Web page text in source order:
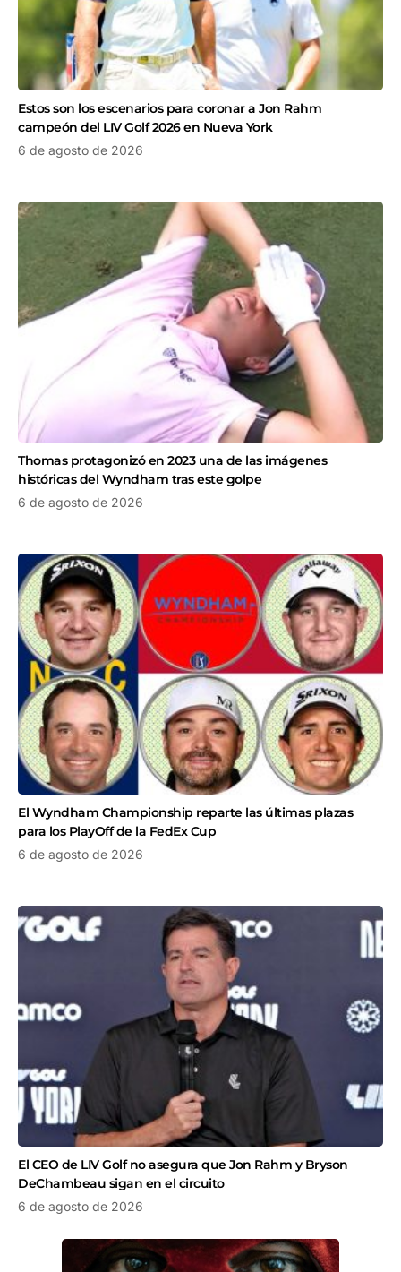
Estos son los escenarios para coronar a Jon Rahm
campeón del LIV Golf 2026 en Nueva York
6 de agosto de 2026
Thomas protagonizó en 2023 una de las imágenes
históricas del Wyndham tras este golpe
6 de agosto de 2026
El Wyndham Championship reparte las últimas plazas
para los PlayOff de la FedEx Cup
6 de agosto de 2026
El CEO de LIV Golf no asegura que Jon Rahm y Bryson
DeChambeau sigan en el circuito
6 de agosto de 2026